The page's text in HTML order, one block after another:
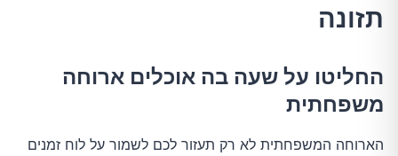
תזונה
החליטו על שעה בה אוכלים ארוחה
משפחתית
הארוחה המשפחתית לא רק תעזור לכם לשמור על לוח זמנים